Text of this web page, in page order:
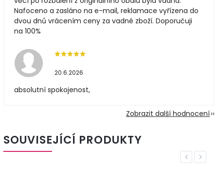
Nafoceno a zasláno na e-mail, reklamace vyřízena do
dvou dnů vrácením ceny za vadné zboží. Doporučuji
na 100%
20.6.2026
absolutní spokojenost,
Zobrazit další hodnocení
SOUVISEJÍCÍ PRODUKTY
Previous
Next